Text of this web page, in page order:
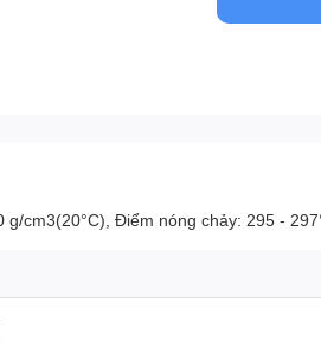
cm3(20°C), Điểm nóng chảy: 295 -